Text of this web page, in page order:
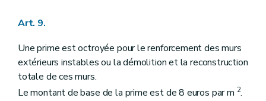
Art. 9.
Une prime est octroyée pour le renforcement des murs
extérieurs instables ou la démolition et la reconstruction
totale de ces murs.
Le montant de base de la prime est de 8 euros par m 2.